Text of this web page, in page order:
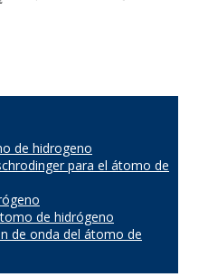
de hidrogeno
para el átomo de
de hidrógeno
de onda del átomo de